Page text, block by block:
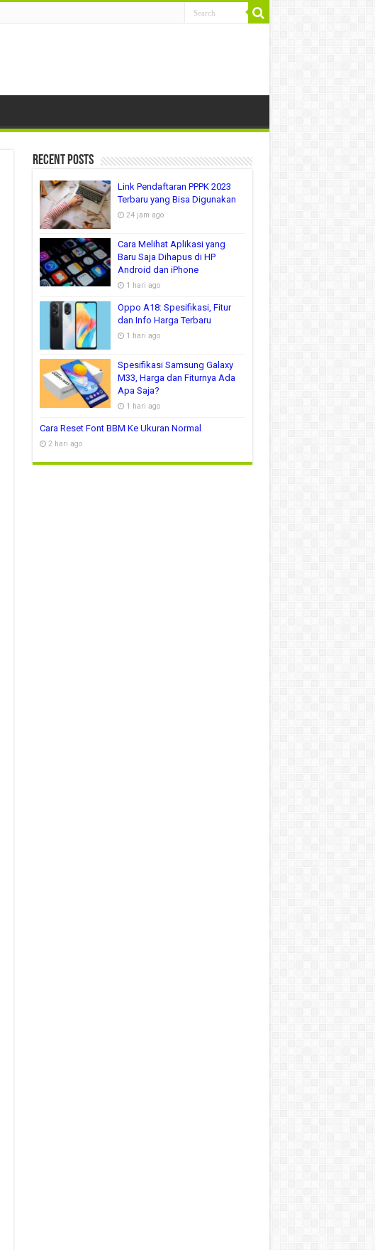
Recent Posts
Link Pendaftaran PPPK 2023
Terbaru yang Bisa Digunakan
24 jam ago
Cara Melihat Aplikasi yang
Baru Saja Dihapus di HP
Android dan iPhone
1 hari ago
Oppo A18: Spesifikasi, Fitur
dan Info Harga Terbaru
1 hari ago
Spesifikasi Samsung Galaxy
M33, Harga dan Fiturnya Ada
Apa Saja?
1 hari ago
Cara Reset Font BBM Ke Ukuran Normal
2 hari ago